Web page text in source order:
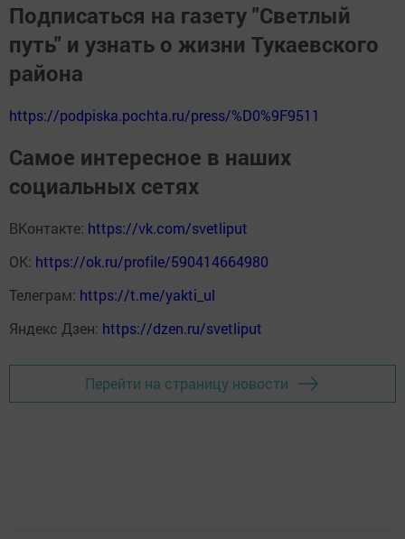
Подписаться на газету "Светлый
путь" и узнать о жизни Тукаевского
района
https://podpiska.pochta.ru/press/%D0%9F9511
Самое интересное в наших
социальных сетях
ВКонтакте: https://vk.com/svetliput
ОК: https://ok.ru/profile/590414664980
Телеграм: https://t.me/yakti_ul
Яндекс Дзен: https://dzen.ru/svetliput
Перейти на страницу новости